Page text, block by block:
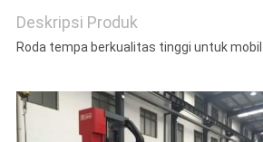
Deskripsi Produk
Roda tempa berkualitas tinggi untuk